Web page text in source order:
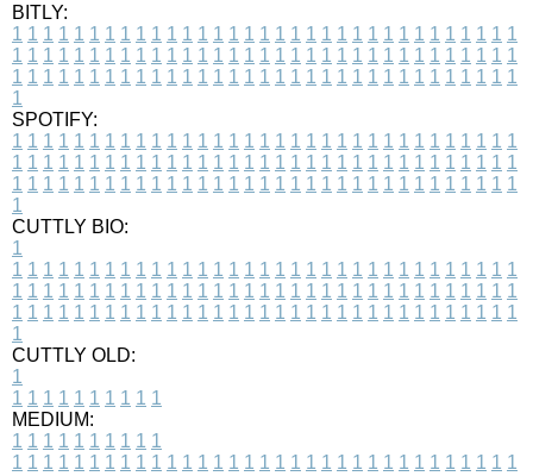
BITLY:
1 1 1 1 1 1 1 1 1 1 1 1 1 1 1 1 1 1 1 1 1 1 1 1 1 1 1 1 1 1 1 1 1
1 1 1 1 1 1 1 1 1 1 1 1 1 1 1 1 1 1 1 1 1 1 1 1 1 1 1 1 1 1 1 1 1
1 1 1 1 1 1 1 1 1 1 1 1 1 1 1 1 1 1 1 1 1 1 1 1 1 1 1 1 1 1 1 1 1
1
SPOTIFY:
1 1 1 1 1 1 1 1 1 1 1 1 1 1 1 1 1 1 1 1 1 1 1 1 1 1 1 1 1 1 1 1 1
1 1 1 1 1 1 1 1 1 1 1 1 1 1 1 1 1 1 1 1 1 1 1 1 1 1 1 1 1 1 1 1 1
1 1 1 1 1 1 1 1 1 1 1 1 1 1 1 1 1 1 1 1 1 1 1 1 1 1 1 1 1 1 1 1 1
1
CUTTLY BIO:
1
1 1 1 1 1 1 1 1 1 1 1 1 1 1 1 1 1 1 1 1 1 1 1 1 1 1 1 1 1 1 1 1 1
1 1 1 1 1 1 1 1 1 1 1 1 1 1 1 1 1 1 1 1 1 1 1 1 1 1 1 1 1 1 1 1 1
1 1 1 1 1 1 1 1 1 1 1 1 1 1 1 1 1 1 1 1 1 1 1 1 1 1 1 1 1 1 1 1 1
1
CUTTLY OLD:
1
1 1 1 1 1 1 1 1 1 1
MEDIUM:
1 1 1 1 1 1 1 1 1 1
1 1 1 1 1 1 1 1 1 1 1 1 1 1 1 1 1 1 1 1 1 1 1 1 1 1 1 1 1 1 1 1 1